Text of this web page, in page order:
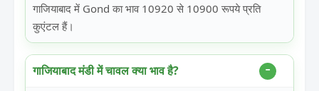
गाजियाबाद में Gond का भाव 10920 से 10900 रूपये प्रति
कुएंटल हैं।
गाजियाबाद मंडी में चावल क्या भाव है?